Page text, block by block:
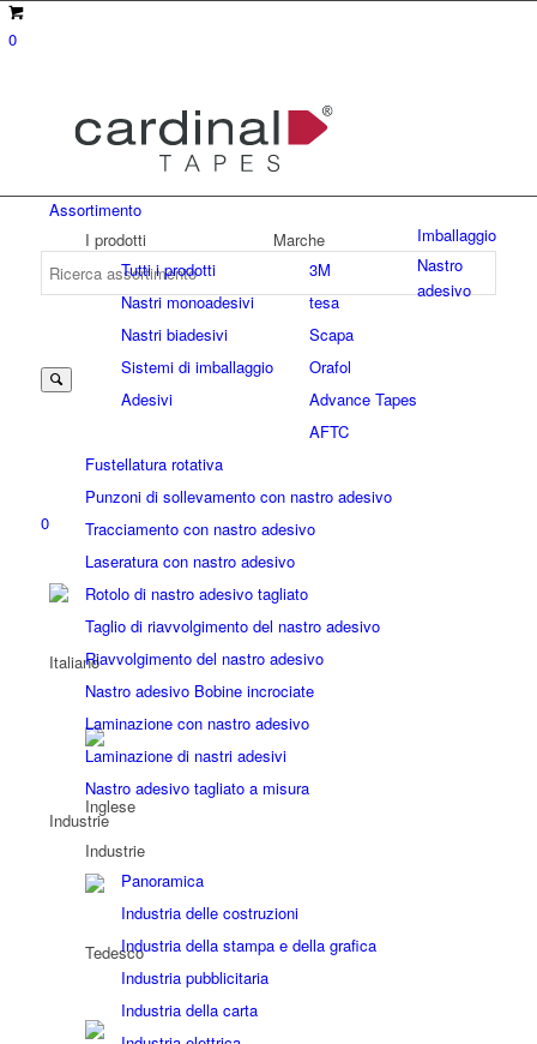
0
0
Assortimento
I prodotti
Tutti i prodotti
Nastri monoadesivi
Nastri biadesivi
Sistemi di imballaggio
Adesivi
Marche
3M
tesa
Scapa
Orafol
Advance Tapes
AFTC
Imballaggio
Nastro
adesivo
Fustellatura rotativa
Punzoni di sollevamento con nastro adesivo
Tracciamento con nastro adesivo
Laseratura con nastro adesivo
Rotolo di nastro adesivo tagliato
Taglio di riavvolgimento del nastro adesivo
Riavvolgimento del nastro adesivo
Nastro adesivo Bobine incrociate
Laminazione con nastro adesivo
Laminazione di nastri adesivi
Nastro adesivo tagliato a misura
Industrie
Industrie
Panoramica
Industria delle costruzioni
Industria della stampa e della grafica
Industria pubblicitaria
Industria della carta